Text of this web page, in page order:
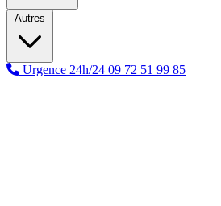
Autres
Urgence 24h/24 09 72 51 99 85